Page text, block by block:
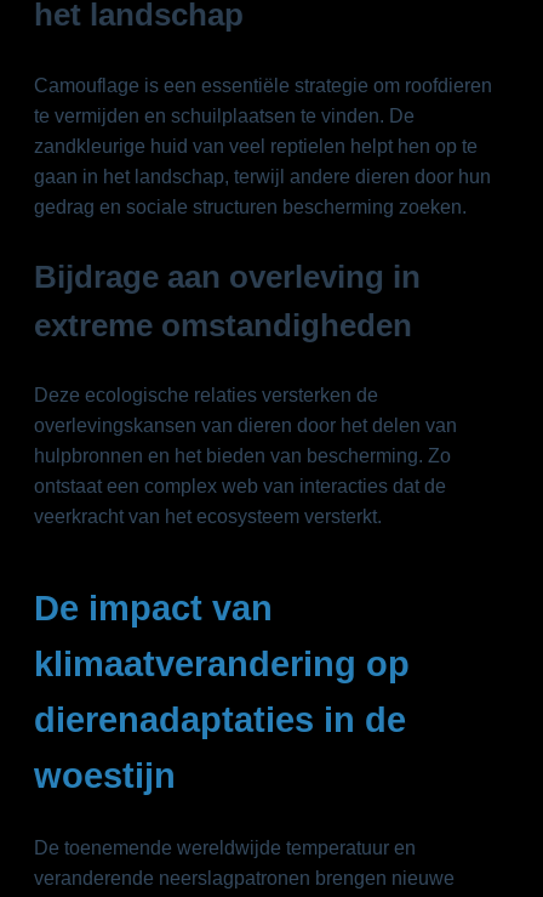
het landschap
Camouflage is een essentiële strategie om roofdieren
te vermijden en schuilplaatsen te vinden. De
zandkleurige huid van veel reptielen helpt hen op te
gaan in het landschap, terwijl andere dieren door hun
gedrag en sociale structuren bescherming zoeken.
Bijdrage aan overleving in
extreme omstandigheden
Deze ecologische relaties versterken de
overlevingskansen van dieren door het delen van
hulpbronnen en het bieden van bescherming. Zo
ontstaat een complex web van interacties dat de
veerkracht van het ecosysteem versterkt.
De impact van
klimaatverandering op
dierenadaptaties in de
woestijn
De toenemende wereldwijde temperatuur en
veranderende neerslagpatronen brengen nieuwe